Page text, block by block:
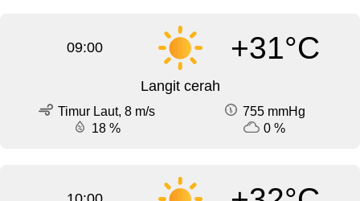
09:00 +31°C
Langit cerah
Timur Laut, 8 m/s
755 mmHg
18 %
0 %